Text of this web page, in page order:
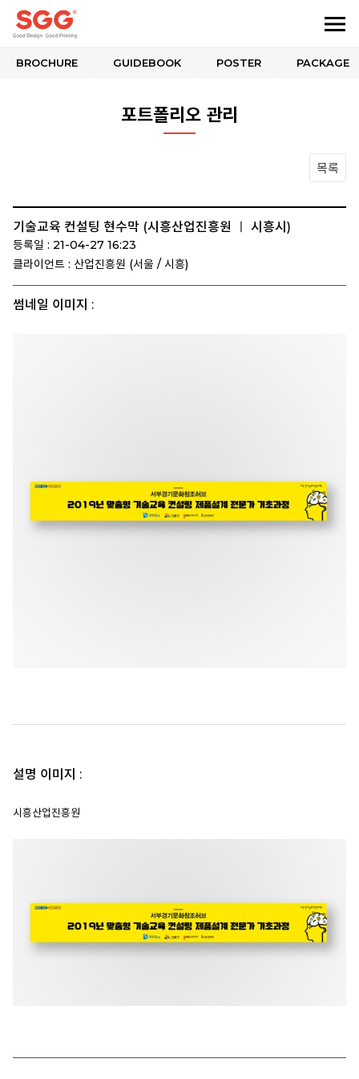
BROCHURE GUIDEBOOK POSTER PACKAGE
포트폴리오 관리
목록
기술교육 컨설팅 현수막 (시흥산업진흥원 ㅣ 시흥시)
등록일 : 21-04-27 16:23
클라이언트 : 산업진흥원 (서울 / 시흥)
썸네일 이미지 :
설명 이미지 :
시흥산업진흥원